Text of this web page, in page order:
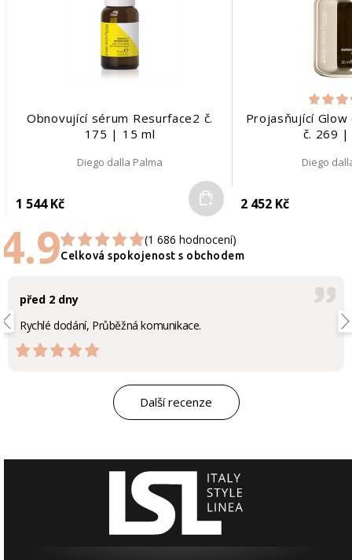
Obnovující sérum Resurface2 č.
175 | 15 ml
Diego dalla Palma
1 544 Kč Do košíku
Projasňující
č. 269 |
Diego
2 452 Kč
4.9 (1 686 hodnocení)
Celková spokojenost s obchodem
před 2 dny
Rychlé dodání, Průběžná komunikace.
Další recenze